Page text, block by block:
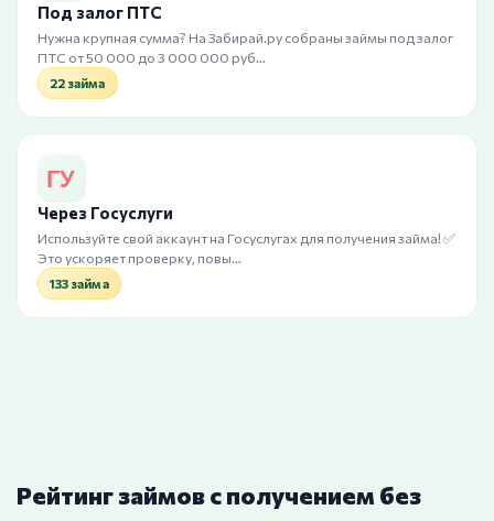
Под залог ПТС
Нужна крупная сумма? На Забирай.ру собраны займы под залог
ПТС от 50 000 до 3 000 000 руб…
22 займа
Через Госуслуги
Используйте свой аккаунт на Госуслугах для получения займа! ✅
Это ускоряет проверку, повы…
133 займа
Рейтинг займов с получением без